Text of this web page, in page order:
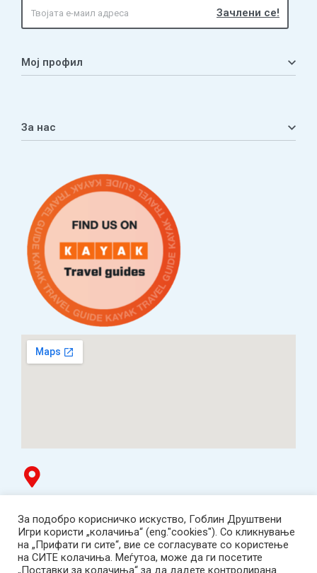
Мој профил
Листа на желби
За нас
Услови за плаќање и испорака
Наши партнери
ТЦ Буњаковец - 1. кат, Скопје.
Tел: 078 669 482
Работно време: пон-пет 12:00-19:00 /саб 12:00-17:00
2001-2026 Goblin Games, All Rights Reserved.
За подобро корисничко искуство, Гоблин Друштвени
Игри користи „колачиња“ (eng."cookies"). Со кликнување
на „Прифати ги сите“, вие се согласувате со користење
на СИТЕ колачиња. Меѓутоа, може да ги посетите
„Поставки за колачиња“ за да дадете контролирана